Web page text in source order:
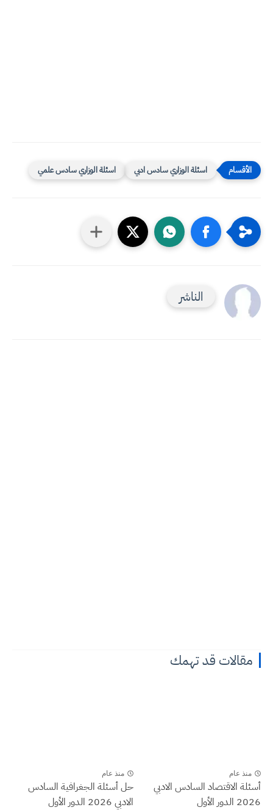
اسئلة الوزاري سادس ادبي اسئلة الوزاري سادس علمي
الناشر
مقالات قد تهمك
منذ عام
أسئلة الاقتصاد السادس الادبي
2026 الدور الأول
منذ عام
حل أسئلة الجغرافية السادس
الادبي 2026 الدور الأول